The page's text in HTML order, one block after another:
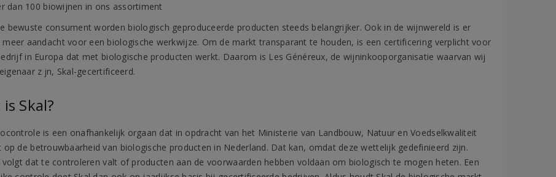
dan 100 biowijnen in ons assortiment
bewuste consument worden biologisch geproduceerde producten steeds belangrijker. Ook in de wijnwereld is er
meer aandacht voor een biologische werkwijze. Om de markt transparant te houden, is een certificering verplicht voor
in Europa dat met biologische producten werkt. Daarom is Les Généreux, de wijninkooporganisatie waarvan wij
zijn, Skal-gecertificeerd.
Skal?
is een onafhankelijk orgaan dat in opdracht van het Ministerie van Landbouw, Natuur en Voedselkwaliteit
op de betrouwbaarheid van biologische producten in Nederland. Dat kan, omdat deze wettelijk gedefinieerd zijn.
volgt dat te controleren valt of producten aan de voorwaarden hebben voldaan om biologisch te mogen heten. Een